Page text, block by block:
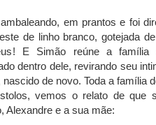
em prantos e foi
de linho branco, gotejada
E Simão reúne a
dentro dele, revirando seu
de novo. Toda a família
vemos o relato de que
Alexandre e a sua mãe: